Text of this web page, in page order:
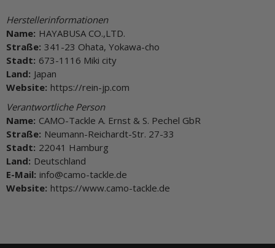
Herstellerinformationen
Name: HAYABUSA CO.,LTD.
Straße: 341-23 Ohata, Yokawa-cho
Stadt: 673-1116 Miki city
Land: Japan
Website: https://rein-jp.com
Verantwortliche Person
Name: CAMO-Tackle A. Ernst & S. Pechel GbR
Straße: Neumann-Reichardt-Str. 27-33
Stadt: 22041 Hamburg
Land: Deutschland
E-Mail: info@camo-tackle.de
Website: https://www.camo-tackle.de